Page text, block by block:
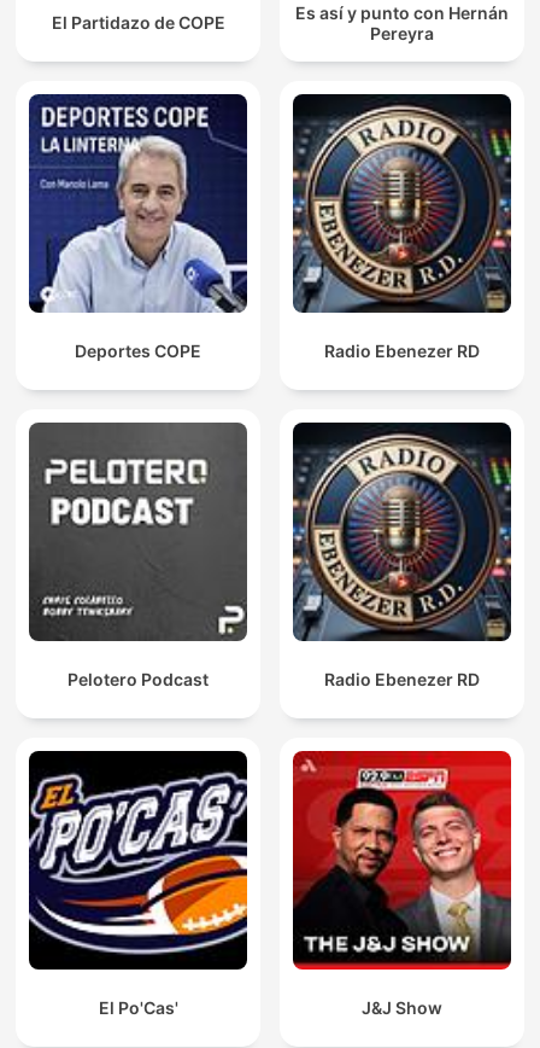
El Partidazo de COPE
Es así y punto con Hernán
Pereyra
Deportes COPE Radio Ebenezer RD
Pelotero Podcast Radio Ebenezer RD
El Po'Cas' J&J Show